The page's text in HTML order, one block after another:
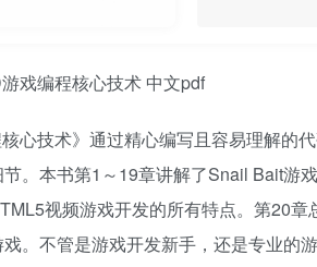
戏编程核心技术 中文pdf
心技术》 通过精心编写且容易理解的
。本书第1～19章讲解了Snail Bait游
视频游戏开发的所有特点。第20
。不管是游戏开发新手，还是专业的